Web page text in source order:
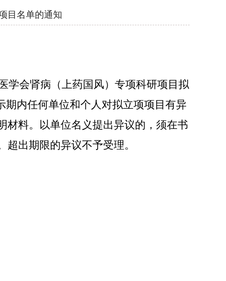
目名单的通知
学会肾病（上药国风）专项科研项目拟
期内任何单位和个人对拟立项项目有异
材料。以单位名义提出异议的，须在书
出期限的异议不予受理。